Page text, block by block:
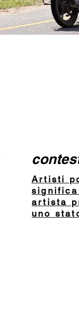
Artisti
artista
uno